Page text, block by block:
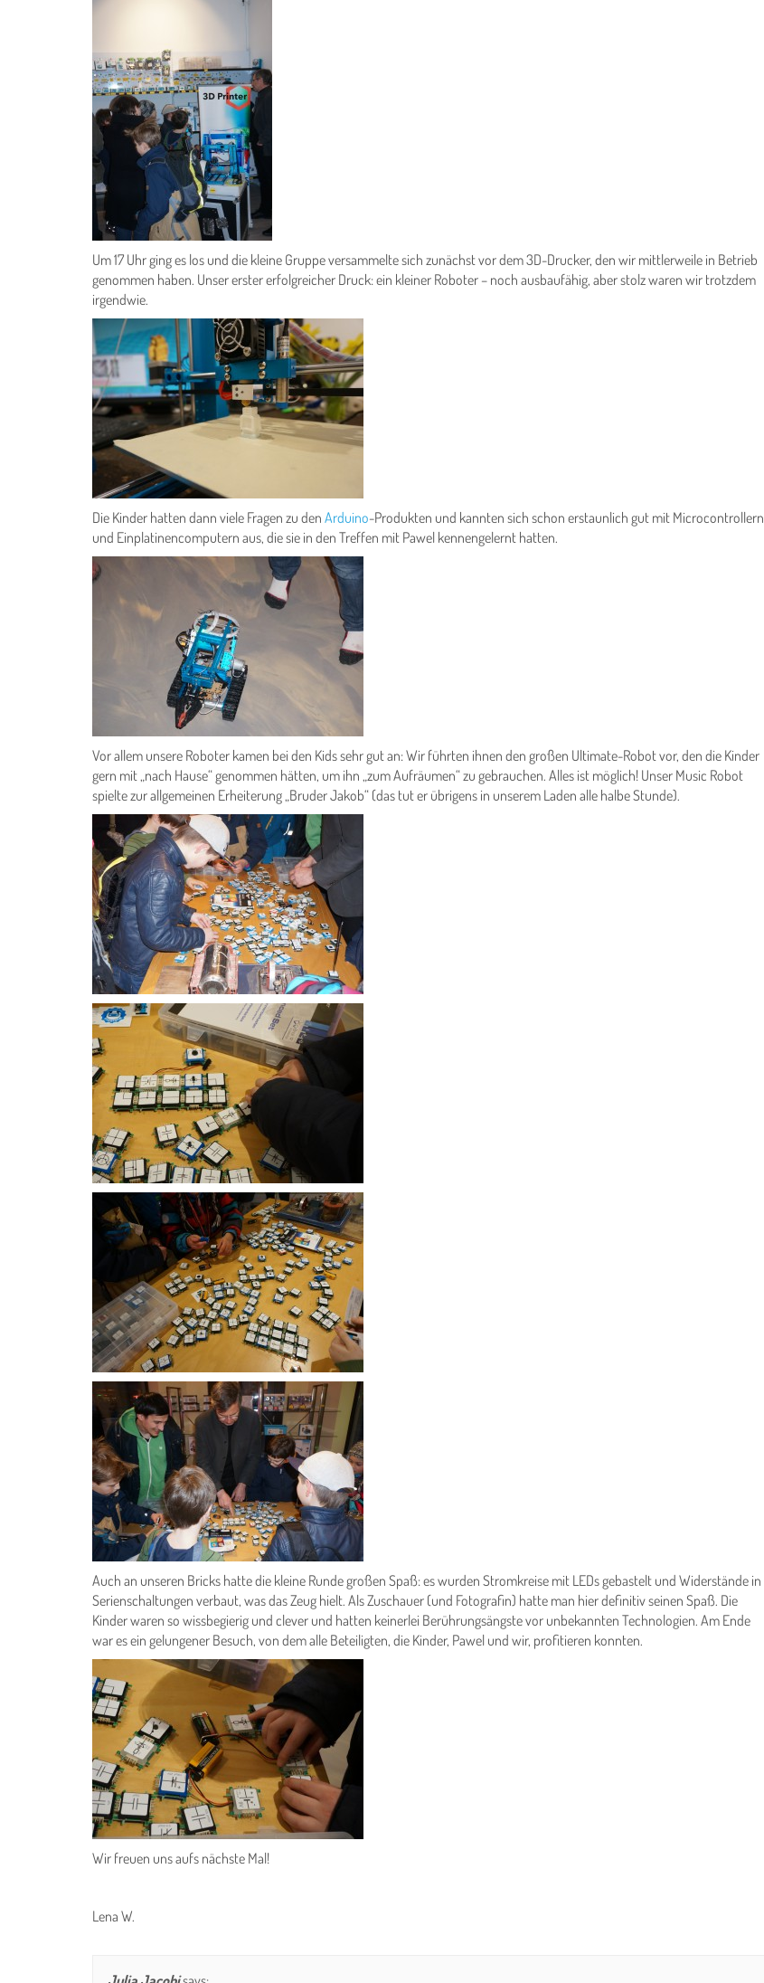
Um 17 Uhr ging es los und die kleine Gruppe versammelte sich zunächst vor dem 3D-Drucker, den wir mittlerweile in Betrieb
genommen haben. Unser erster erfolgreicher Druck: ein kleiner Roboter – noch ausbaufähig, aber stolz waren wir trotzdem
irgendwie.
Die Kinder hatten dann viele Fragen zu den Arduino-Produkten und kannten sich schon erstaunlich gut mit Microcontrollern
und Einplatinencomputern aus, die sie in den Treffen mit Pawel kennengelernt hatten.
Vor allem unsere Roboter kamen bei den Kids sehr gut an: Wir führten ihnen den großen Ultimate-Robot vor, den die Kinder
gern mit „nach Hause“ genommen hätten, um ihn „zum Aufräumen“ zu gebrauchen. Alles ist möglich! Unser Music Robot
spielte zur allgemeinen Erheiterung „Bruder Jakob“ (das tut er übrigens in unserem Laden alle halbe Stunde).
Auch an unseren Bricks hatte die kleine Runde großen Spaß: es wurden Stromkreise mit LEDs gebastelt und Widerstände in
Serienschaltungen verbaut, was das Zeug hielt. Als Zuschauer (und Fotografin) hatte man hier definitiv seinen Spaß. Die
Kinder waren so wissbegierig und clever und hatten keinerlei Berührungsängste vor unbekannten Technologien. Am Ende
war es ein gelungener Besuch, von dem alle Beteiligten, die Kinder, Pawel und wir, profitieren konnten.
Wir freuen uns aufs nächste Mal!
Lena W.